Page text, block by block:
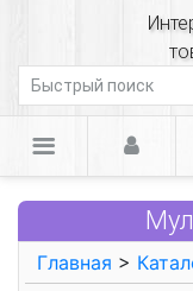
Главная >